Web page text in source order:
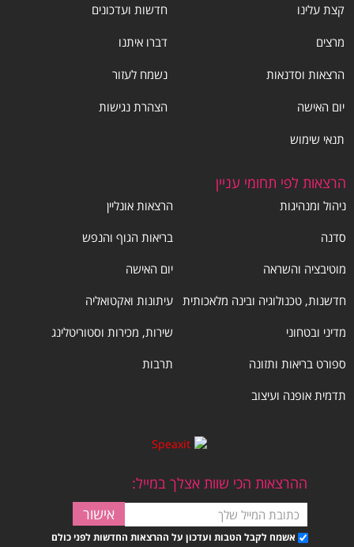
קצת עלינו
מרצים
הרצאות וסדנאות
יום האישה
תנאי שימוש
חדשות ועדכונים
דברו איתנו
נשמח לעזור
הצהרת נגישות
הרצאות לפי תחומי עניין
ניהול ומנהיגות
הרצאות אונליין
סדנה
בריאות הגוף והנפש
מוטיבציה והשראה
יום האישה
חדשנות, טכנולוגיה ובינה מלאכותית
עיתונות ואקטואליה
מדיני ובטחוני
שירות, מכירות וסטוריטלינג
ספורט בריאות ותזונה
תרבות
תדמית אופנה ועיצוב
ההרצאות הכי שוות אצלך במייל:
אשמח לקבל הטבות ועדכון על ההרצאות החדשות לפני כולם